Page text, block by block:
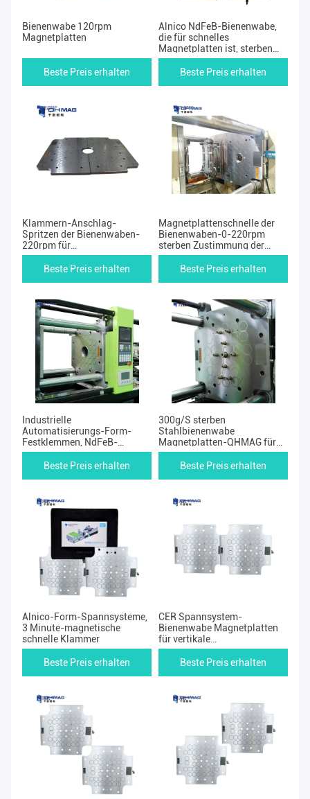
Bienenwabe 120rpm
Magnetplatten
Beste Preis erhalten
Alnico NdFeB-Bienenwabe,
die für schnelles
Magnetplatten ist, sterben
Änderungs-Ausrüstung
Beste Preis erhalten
Klammern-Anschlag-
Spritzen der Bienenwaben-
220rpm für
Plastikeinspritzungs-
Maschinen
Beste Preis erhalten
Magnetplattenschnelle der
Bienenwaben-0-220rpm
sterben Zustimmung der
Änderungs-ISO9001
Beste Preis erhalten
Industrielle
Automatisierungs-Form-
Festklemmen, NdFeB-
Bienenwaben-schnelle
Änderungs-Form-Klammern
Beste Preis erhalten
300g/S sterben
Stahlbienenwabe
Magnetplatten-QHMAG für
schnelles Änderung
Beste Preis erhalten
Alnico-Form-Spannsysteme,
3 Minute-magnetische
schnelle Klammer
Beste Preis erhalten
CER Spannsystem-
Bienenwabe Magnetplatten
für vertikale
Plastikeinspritzung
Beste Preis erhalten